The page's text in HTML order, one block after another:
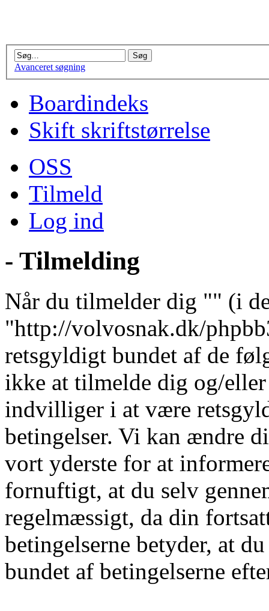
Avanceret søgning
Boardindeks
Skift skriftstørrelse
OSS
Tilmeld
Log ind
- Tilmelding
Når du tilmelder dig "" (i
"http://volvosnak.dk/
retsgyldigt bundet af de
ikke at tilmelde dig og/
indvilliger i at være
betingelser. Vi kan ændre
vort yderste for at
fornuftigt, at du selv
regelmæssigt, da din
betingelserne betyder, at
bundet af betingelserne